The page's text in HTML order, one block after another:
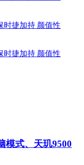
模式、天玑9500